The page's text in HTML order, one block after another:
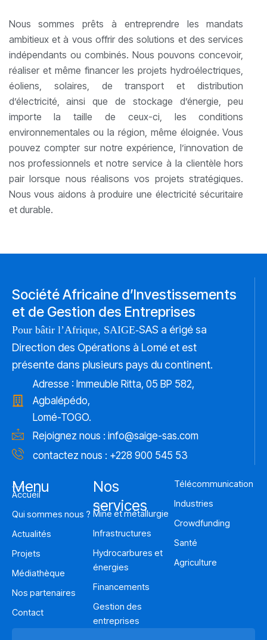
Nous sommes prêts à entreprendre les mandats
ambitieux et à vous offrir des solutions et des services
indépendants ou combinés. Nous pouvons concevoir,
réaliser et même financer les projets hydroélectriques,
éoliens, solaires, de transport et distribution
d’électricité, ainsi que de stockage d’énergie, peu
importe la taille de ceux-ci, les conditions
environnementales ou la région, même éloignée. Vous
pouvez compter sur notre expérience, l’innovation de
nos professionnels et notre service à la clientèle hors
pair lorsque nous réalisons vos projets stratégiques.
Nous vous aidons à produire une électricité sécuritaire
et durable.
Société Africaine d’Investissements
et de Gestion des Entreprises
Pour bâtir l’Afrique, SAIGE-SAS a érigé sa
Direction des Opérations à Lomé et est
présente dans plusieurs pays du continent.
Adresse : Immeuble Ritta, 05 BP 582,
Agbalépédo,
Lomé-TOGO.
Rejoignez nous : info@saige-sas.com
contactez nous : +228 900 545 53
Menu
Accueil
Qui sommes nous ?
Actualités
Projets
Médiathèque
Nos partenaires
Contact
Nos
services
Mine et métallurgie
Infrastructures
Hydrocarbures et
énergies
Financements
Gestion des
entreprises
Télécommunication
Industries
Crowdfunding
Santé
Agriculture